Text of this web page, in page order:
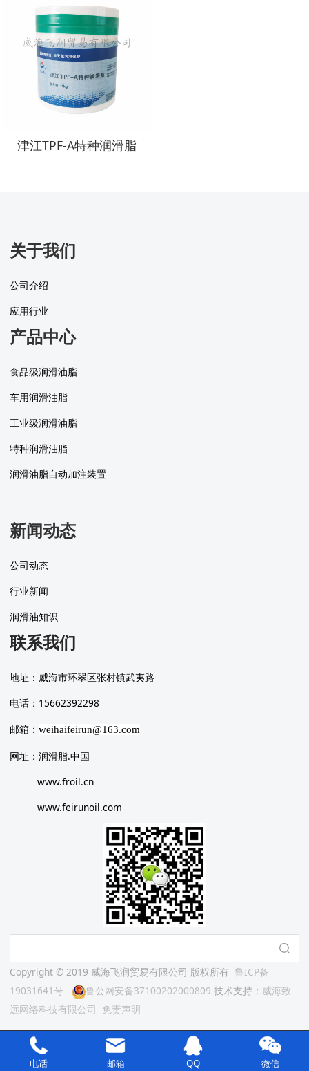
津江TPF-A特种润滑脂
关于我们
公司介绍
应用行业
产品中心
食品级润滑油脂
车用润滑油脂
工业级润滑油脂
特种润滑油脂
润滑油脂自动加注装置
新闻动态
公司动态
行业新闻
润滑油知识
联系我们
地址：威海市环翠区张村镇武夷路
电话：15662392298
邮箱： weihaifeirun@163.com
网址：润滑脂.中国
www.froil.cn
www.feirunoil.com
Copyright © 2019 威海飞润贸易有限公司 版权所有 鲁ICP备
19031641号
鲁公网安备37100202000809 技术支持： 威海致
远网络科技有限公司 免责声明
电话 邮箱 QQ 微信